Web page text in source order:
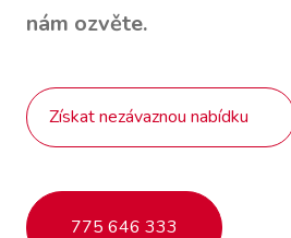
nám ozvěte.
Získat nezávaznou nabídku
775 646 333